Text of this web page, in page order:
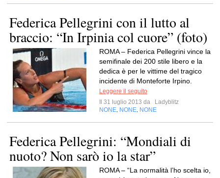
Federica Pellegrini con il lutto al
braccio: “In Irpinia col cuore” (foto)
ROMA – Federica Pellegrini vince la
semifinale dei 200 stile libero e la
dedica è per le vittime del tragico
incidente di Monteforte Irpino.
Leggere il seguito
Il 31 luglio 2013 da
Ladyblitz
NONE NONE NONE
Federica Pellegrini: “Mondiali di
nuoto? Non sarò io la star”
ROMA – “La normalità l’ho scelta io,